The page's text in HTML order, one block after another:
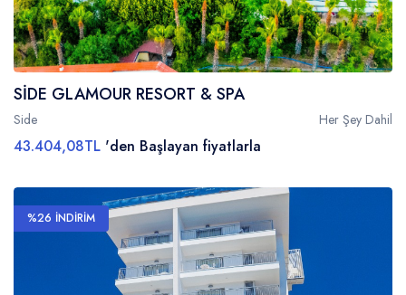
SİDE GLAMOUR RESORT & SPA
Side Her Şey Dahil
43.404,08TL 'den Başlayan fiyatlarla
%26 İNDİRİM